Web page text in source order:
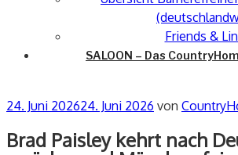
Friends &
SALOON – Das
Veröffentlicht
24. Juni 202624. Juni 2026 von
Brad Paisley kehrt nach